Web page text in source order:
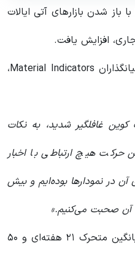
شدن بازارهای آتی ایالات
افزایش یافت.
با این حال، کیت آلن، یکی از بنیانگذاران Material Indicators،
غافلگیر شدید، به نکات
حرکت هیچ ارتباطی با اخبار
در نمودارها بوده‌ایم و بیش
آن صحبت می‌کنیم.»
شامل میانگین متحرک ۲۱ هفته‌ای و ۵۰